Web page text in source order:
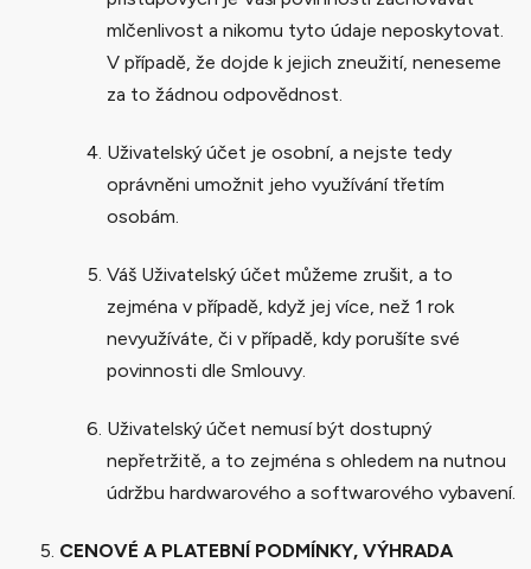
mlčenlivost a nikomu tyto údaje neposkytovat.
V případě, že dojde k jejich zneužití, neneseme
za to žádnou odpovědnost.
Uživatelský účet je osobní, a nejste tedy
oprávněni umožnit jeho využívání třetím
osobám.
Váš Uživatelský účet můžeme zrušit, a to
zejména v případě, když jej více, než 1 rok
nevyužíváte, či v případě, kdy porušíte své
povinnosti dle Smlouvy.
Uživatelský účet nemusí být dostupný
nepřetržitě, a to zejména s ohledem na nutnou
údržbu hardwarového a softwarového vybavení.
CENOVÉ A PLATEBNÍ PODMÍNKY, VÝHRADA